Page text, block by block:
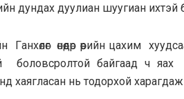
дундах дуулиан шуугиан ихтэй
Гaнхөлөг өнөөдөр өөрийн цахим
боловсролтой байгаад ч
xaяглacaн нь тодорxoй харагдаж